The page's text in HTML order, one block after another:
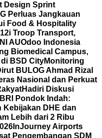
Design Sprint
Perluas Jangkauan
Food & Hospitality
Troop Transport,
AUOdoo Indonesia
Biomedical Campus,
BSD CityMonitoring
BULOG Ahmad Rizal
Nasional dan Perkuat
Hadiri Diskusi
Pondok Indah:
Kebijakan DHE dan
Lebih dari 2 Ribu
InJourney Airports
Pengembangan SDM